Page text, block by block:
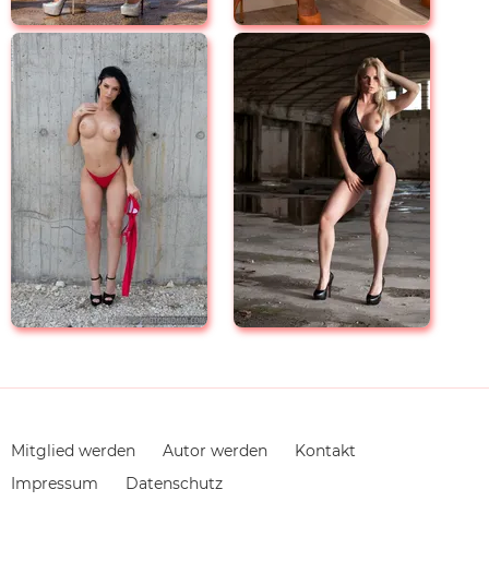
Navigation
überspringen
Mitglied werden Autor werden
Kontakt
Impressum
Datenschutz